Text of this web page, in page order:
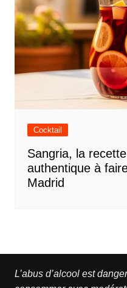
Cocktail
Sangria, la
authentique à
Madrid
L’abus d’alcool est